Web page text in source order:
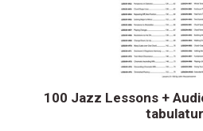
100 Jazz Lessons +